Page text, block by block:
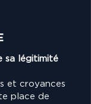
sa légitimité
et croyances
place de